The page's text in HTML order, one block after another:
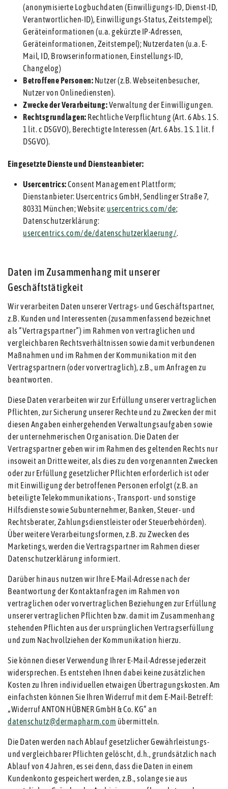
(anonymisierte Logbuchdaten (Einwilligungs-ID, Dienst-ID,
Verantwortlichen-ID), Einwilligungs-Status, Zeitstempel);
Geräteinformationen (u.a. gekürzte IP-Adressen,
Geräteinformationen, Zeitstempel); Nutzerdaten (u.a. E-
Mail, ID, Browserinformationen, Einstellungs-ID,
Changelog)
Betroffene Personen: Nutzer (z.B. Webseitenbesucher,
Nutzer von Onlinediensten).
Zwecke der Verarbeitung:Verwaltung der Einwilligungen.
Rechtsgrundlagen: Rechtliche Verpflichtung (Art. 6 Abs. 1 S.
1 lit. c DSGVO), Berechtigte Interessen (Art. 6 Abs. 1 S. 1 lit. f
DSGVO).
Eingesetzte Dienste und Diensteanbieter:
Usercentrics:Consent Management Plattform;
Dienstanbieter: Usercentrics GmbH, Sendlinger Straße 7,
80331 München; Website: usercentrics.com/de;
Datenschutzerklärung:
usercentrics.com/de/datenschutzerklaerung/.
Daten im Zusammenhang mit unserer
Geschäftstätigkeit
Wir verarbeiten Daten unserer Vertrags- und Geschäftspartner,
z.B. Kunden und Interessenten (zusammenfassend bezeichnet
als “Vertragspartner”) im Rahmen von vertraglichen und
vergleichbaren Rechtsverhältnissen sowie damit verbundenen
Maßnahmen und im Rahmen der Kommunikation mit den
Vertragspartnern (oder vorvertraglich), z.B., um Anfragen zu
beantworten.
Diese Daten verarbeiten wir zur Erfüllung unserer vertraglichen
Pflichten, zur Sicherung unserer Rechte und zu Zwecken der mit
diesen Angaben einhergehenden Verwaltungsaufgaben sowie
der unternehmerischen Organisation. Die Daten der
Vertragspartner geben wir im Rahmen des geltenden Rechts nur
insoweit an Dritte weiter, als dies zu den vorgenannten Zwecken
oder zur Erfüllung gesetzlicher Pflichten erforderlich ist oder
mit Einwilligung der betroffenen Personen erfolgt (z.B. an
beteiligte Telekommunikations-, Transport- und sonstige
Hilfsdienste sowie Subunternehmer, Banken, Steuer- und
Rechtsberater, Zahlungsdienstleister oder Steuerbehörden).
Über weitere Verarbeitungsformen, z.B. zu Zwecken des
Marketings, werden die Vertragspartner im Rahmen dieser
Datenschutzerklärung informiert.
Darüber hinaus nutzen wir Ihre E-Mail-Adresse nach der
Beantwortung der Kontaktanfragen im Rahmen von
vertraglichen oder vorvertraglichen Beziehungen zur Erfüllung
unserer vertraglichen Pflichten bzw. damit im Zusammenhang
stehenden Pflichten aus der ursprünglichen Vertragserfüllung
und zum Nachvollziehen der Kommunikation hierzu.
Sie können dieser Verwendung Ihrer E-Mail-Adresse jederzeit
widersprechen. Es entstehen Ihnen dabei keine zusätzlichen
Kosten zu Ihren individuellen etwaigen Übertragungskosten. Am
einfachsten können Sie Ihren Widerruf mit dem E-Mail-Betreff:
„Widerruf ANTON HÜBNER GmbH & Co. KG“ an
datenschutz@dermapharm.com übermitteln.
Die Daten werden nach Ablauf gesetzlicher Gewährleistungs-
und vergleichbarer Pflichten gelöscht, d.h., grundsätzlich nach
Ablauf von 4 Jahren, es sei denn, dass die Daten in einem
Kundenkonto gespeichert werden, z.B., solange sie aus